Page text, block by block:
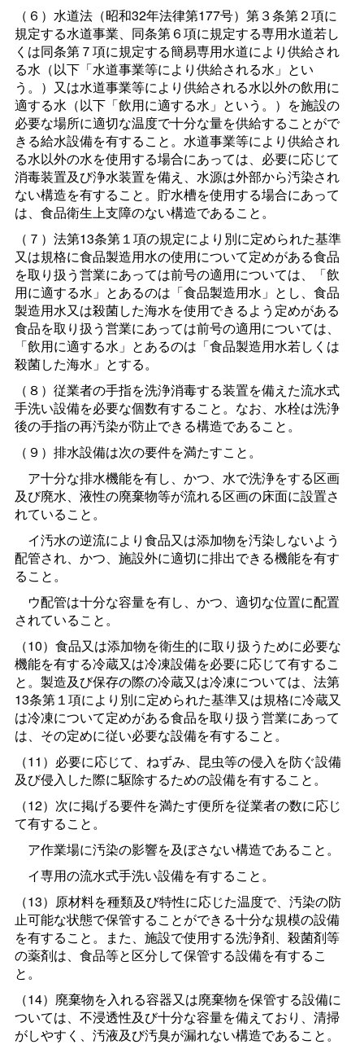
（６）水道法（昭和32年法律第177号）第３条第２項に
規定する水道事業、同条第６項に規定する専用水道若し
くは同条第７項に規定する簡易専用水道により供給され
る水（以下「水道事業等により供給される水」とい
う。）又は水道事業等により供給される水以外の飲用に
適する水（以下「飲用に適する水」という。）を施設の
必要な場所に適切な温度で十分な量を供給することがで
きる給水設備を有すること。水道事業等により供給され
る水以外の水を使用する場合にあっては、必要に応じて
消毒装置及び浄水装置を備え、水源は外部から汚染され
ない構造を有すること。貯水槽を使用する場合にあって
は、食品衛生上支障のない構造であること。
（７）法第13条第１項の規定により別に定められた基準
又は規格に食品製造用水の使用について定めがある食品
を取り扱う営業にあっては前号の適用については、「飲
用に適する水」とあるのは「食品製造用水」とし、食品
製造用水又は殺菌した海水を使用できるよう定めがある
食品を取り扱う営業にあっては前号の適用については、
「飲用に適する水」とあるのは「食品製造用水若しくは
殺菌した海水」とする。
（８）従業者の手指を洗浄消毒する装置を備えた流水式
手洗い設備を必要な個数有すること。なお、水栓は洗浄
後の手指の再汚染が防止できる構造であること。
（９）排水設備は次の要件を満たすこと。
ア十分な排水機能を有し、かつ、水で洗浄をする区画
及び廃水、液性の廃棄物等が流れる区画の床面に設置さ
れていること。
イ汚水の逆流により食品又は添加物を汚染しないよう
配管され、かつ、施設外に適切に排出できる機能を有す
ること。
ウ配管は十分な容量を有し、かつ、適切な位置に配置
されていること。
（10）食品又は添加物を衛生的に取り扱うために必要な
機能を有する冷蔵又は冷凍設備を必要に応じて有するこ
と。製造及び保存の際の冷蔵又は冷凍については、法第
13条第１項により別に定められた基準又は規格に冷蔵又
は冷凍について定めがある食品を取り扱う営業にあって
は、その定めに従い必要な設備を有すること。
（11）必要に応じて、ねずみ、昆虫等の侵入を防ぐ設備
及び侵入した際に駆除するための設備を有すること。
（12）次に掲げる要件を満たす便所を従業者の数に応じ
て有すること。
ア作業場に汚染の影響を及ぼさない構造であること。
イ専用の流水式手洗い設備を有すること。
（13）原材料を種類及び特性に応じた温度で、汚染の防
止可能な状態で保管することができる十分な規模の設備
を有すること。また、施設で使用する洗浄剤、殺菌剤等
の薬剤は、食品等と区分して保管する設備を有するこ
と。
（14）廃棄物を入れる容器又は廃棄物を保管する設備に
ついては、不浸透性及び十分な容量を備えており、清掃
がしやすく、汚液及び汚臭が漏れない構造であること。